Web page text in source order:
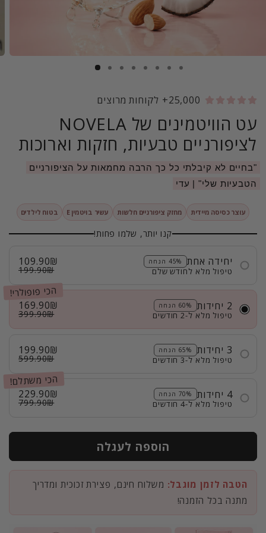
עט הוויטמינים של NOVELA
לציפורניים טבעיות, חזקות וארוכות
"בחיים לא קיבלתי כל כך הרבה מחמאות על הציפורניים
הטבעיות שלי" | עדי
עוצר כסיסה מיידית מחזק ציפורניים חלשות עשיר בויטמין E בטוח לילדים
קנו יותר, שלמו פחות!
יחידה אחת 45% הנחה
טיפול מלא לחודש שלם
109.90₪
199.90₪
הכי פופולרי!
2 יחידות 60% הנחה
טיפול מלא ל-2 חודשים
169.90₪
399.90₪
3 יחידות 65% הנחה
טיפול מלא ל-3 חודשים
199.90₪
599.90₪
הכי משתלם!
4 יחידות 70% הנחה
טיפול מלא ל-4 חודשים
229.90₪
799.90₪
הוספה לעגלה
הטבה לזמן מוגבל: משלוח חינם, פצירת זכוכית ומדריך
מתנה בכל הזמנה!